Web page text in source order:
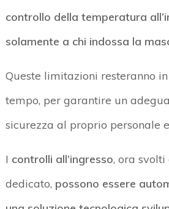
controllo della temperatura
solamente a chi indossa la
Queste limitazioni resteranno
tempo, per garantire un
sicurezza al proprio personale
I controlli all’ingresso, ora svolti
dedicato, possono essere